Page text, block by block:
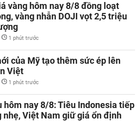
vàng hôm nay 8/8 đồng loạt
vàng nhẫn DOJI vọt 2,5 triệu
1 phút trước
của Mỹ tạo thêm sức ép lên
Việt
1 phút trước
hôm nay 8/8: Tiêu Indonesia tiếp
nhẹ, Việt Nam giữ giá ổn định